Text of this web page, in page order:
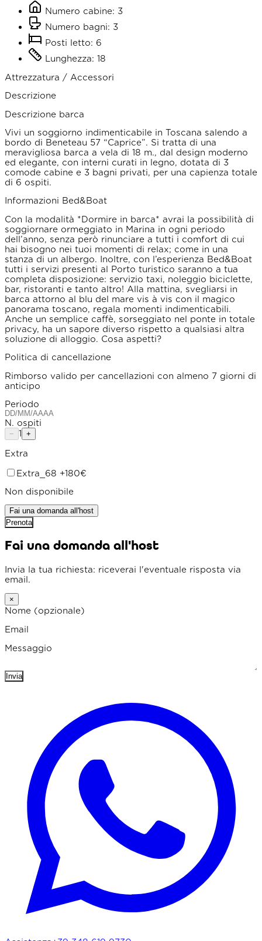
Numero cabine: 3
Numero bagni: 3
Posti letto: 6
Lunghezza: 18
Attrezzatura / Accessori
Descrizione
Descrizione barca
Vivi un soggiorno indimenticabile in Toscana salendo a
bordo di Beneteau 57 “Caprice”. Si tratta di una
meravigliosa barca a vela di 18 m., dal design moderno
ed elegante, con interni curati in legno, dotata di 3
comode cabine e 3 bagni privati, per una capienza totale
di 6 ospiti.
Informazioni Bed&Boat
Con la modalità *Dormire in barca* avrai la possibilità di
soggiornare ormeggiato in Marina in ogni periodo
dell’anno, senza però rinunciare a tutti i comfort di cui
hai bisogno nei tuoi momenti di relax; come in una
stanza di un albergo. Inoltre, con l’esperienza Bed&Boat
tutti i servizi presenti al Porto turistico saranno a tua
completa disposizione: servizio taxi, noleggio biciclette,
bar, ristoranti e tanto altro! Alla mattina, svegliarsi in
barca attorno al blu del mare vis à vis con il magico
panorama toscano, regala momenti indimenticabili.
Anche un semplice caffè, sorseggiato nel ponte in totale
privacy, ha un sapore diverso rispetto a qualsiasi altra
soluzione di alloggio. Cosa aspetti?
Politica di cancellazione
Rimborso valido per cancellazioni con almeno 7 giorni di
anticipo
Periodo
N. ospiti
− 1 +
Extra
Extra_68 +180€
Non disponibile
Fai una domanda all'host
Prenota
Fai una domanda all'host
Invia la tua richiesta: riceverai l'eventuale risposta via
email.
×
Nome (opzionale)
Email
Messaggio
Invia